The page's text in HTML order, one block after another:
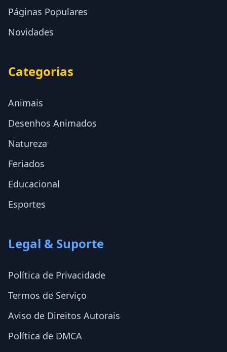
Páginas Populares
Novidades
Categorias
Animais
Desenhos Animados
Natureza
Feriados
Educacional
Esportes
Legal & Suporte
Política de Privacidade
Termos de Serviço
Aviso de Direitos Autorais
Política de DMCA